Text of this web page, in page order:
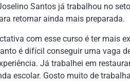
Santos já trabalhou no
retornar ainda mais preparada.
com esse curso é ter mais
é difícil conseguir uma vaga
Já trabalhei em
escolar. Gosto muito de